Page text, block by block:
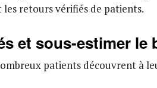
les retours vérifiés de patients.
et sous-estimer le
patients découvrent à